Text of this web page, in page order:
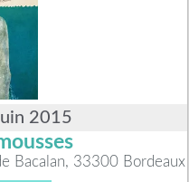
2015
Bacalan, 33300 Bordeaux